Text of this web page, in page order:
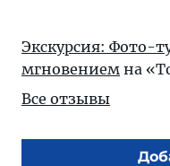
Экскурсия: Фото-
мгновением на
Все отзывы